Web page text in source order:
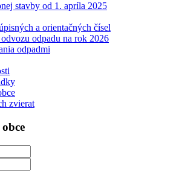
stavby od 1. apríla 2025
a orientačných čísel
odpadu na rok 2026
odpadmi
zvierat